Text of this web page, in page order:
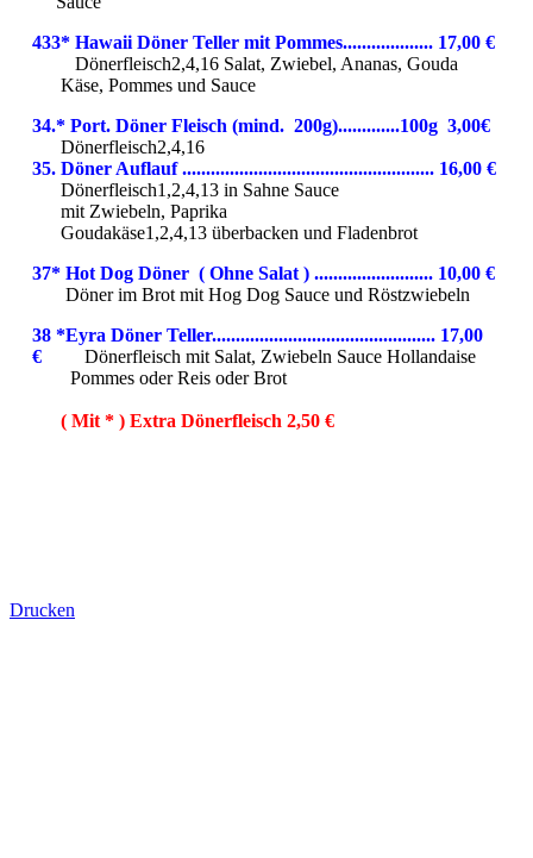
433* Hawaii Döner Teller mit Pommes................... 17,00 €
Dönerfleisch2,4,16 Salat, Zwiebel, Ananas, Gouda
Käse, Pommes und Sauce
34.* Port. Döner Fleisch (mind. 200g).............100g 3,00€
Dönerfleisch2,4,16
35. Döner Auflauf ..................................................... 16,00 €
Dönerfleisch1,2,4,13 in Sahne Sauce
mit Zwiebeln, Paprika
Goudakäse1,2,4,13 überbacken und Fladenbrot
37* Hot Dog Döner ( Ohne Salat ) ......................... 10,00 €
Döner im Brot mit Hog Dog Sauce und Röstzwiebeln
38 *Eyra Döner Teller............................................... 17,00
€ Dönerfleisch mit Salat, Zwiebeln Sauce Hollandaise
Pommes oder Reis oder Brot
( Mit * ) Extra Dönerfleisch 2,50 €
Drucken